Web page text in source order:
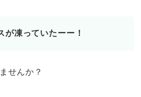
が凍っていたーー！
せんか？